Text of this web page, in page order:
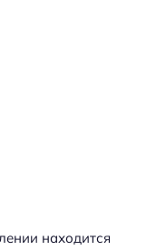
находится